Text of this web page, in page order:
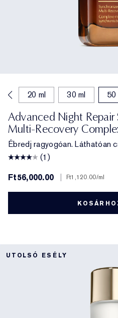
20 ml 30 ml 50
Advanced Night Repair
Multi-Recovery
Ébredj ragyogóan. Láthatóan
(1)
Ft56,000.00
Ft1,120.00/ml
UTOLSÓ ESÉLY